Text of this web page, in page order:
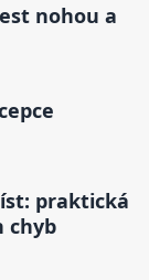
nohou a
praktická
chyb